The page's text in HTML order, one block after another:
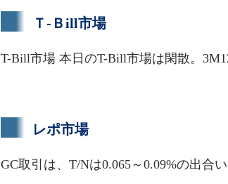
Ｔ-Ｂill市場
T-Bill市場 本日のT-Bill市場は閑散。
レポ市場
GC取引は、T/Nは0.065～0.09%の出合